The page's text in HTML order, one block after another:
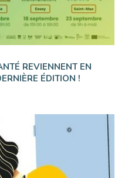
REVIENNENT EN
ÉDITION !